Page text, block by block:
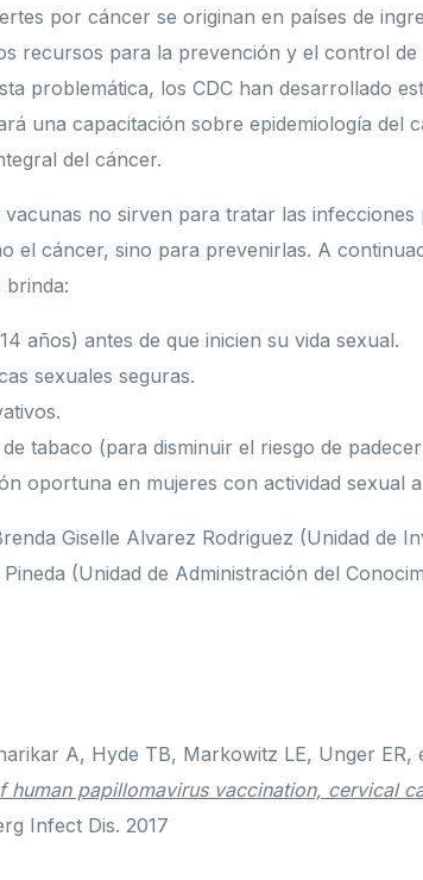
por cáncer se originan en países de
recursos para la prevención y el control de
problemática, los CDC han desarrollado
una capacitación sobre epidemiología del
del cáncer.
no sirven para tratar las infecciones
el cáncer, sino para prevenirlas. A
brinda:
años) antes de que inicien su vida sexual.
sexuales seguras.
tabaco (para disminuir el riesgo de
oportuna en mujeres con actividad sexual
Giselle Alvarez Rodriguez (Unidad de
(Unidad de Administración del
A, Hyde TB, Markowitz LE, Unger ER,
papillomavirus vaccination, cervical
Infect Dis. 2017